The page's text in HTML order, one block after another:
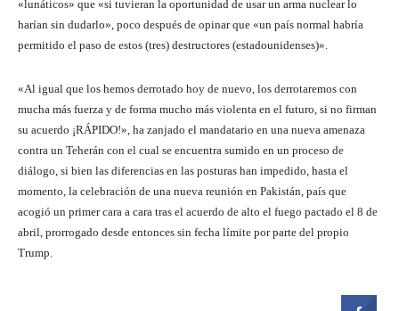
«lunáticos» que «si tuvieran la oportunidad de usar un arma nuclear lo
harían sin dudarlo», poco después de opinar que «un país normal habría
permitido el paso de estos (tres) destructores (estadounidenses)».
«Al igual que los hemos derrotado hoy de nuevo, los derrotaremos con
mucha más fuerza y de forma mucho más violenta en el futuro, si no firman
su acuerdo ¡RÁPIDO!», ha zanjado el mandatario en una nueva amenaza
contra un Teherán con el cual se encuentra sumido en un proceso de
diálogo, si bien las diferencias en las posturas han impedido, hasta el
momento, la celebración de una nueva reunión en Pakistán, país que
acogió un primer cara a cara tras el acuerdo de alto el fuego pactado el 8 de
abril, prorrogado desde entonces sin fecha límite por parte del propio
Trump.